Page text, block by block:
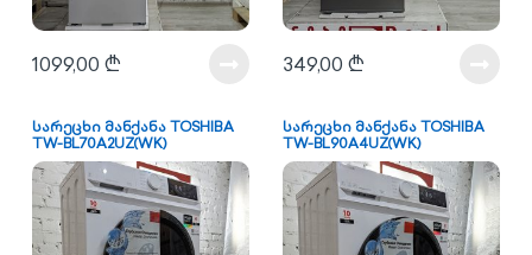
1099,00 ₾ 349,00₾
სარეცხი მანქანა TOSHIBA
TW-BL70A2UZ(WK)
სარეცხი მანქანა TOSHIBA
TW-BL90A4UZ(WK)